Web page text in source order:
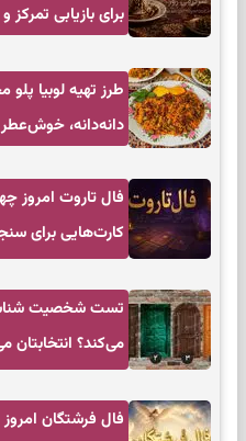
برای بازیابی
طرز تهیه لوبیا
دانه‌دانه، خوش‌عطر
کارت‌هایی برای
تست شخصیت
می‌کند؟ انتخابتان